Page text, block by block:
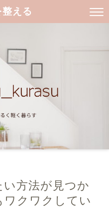
える
方法が見つか
ワクワクしてい